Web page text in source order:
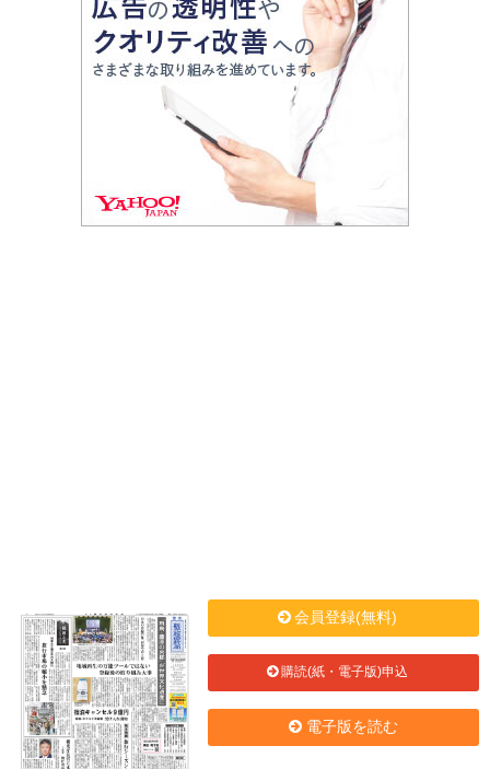
会員登録(無料)
購読(紙・電子版)申込
電子版を読む